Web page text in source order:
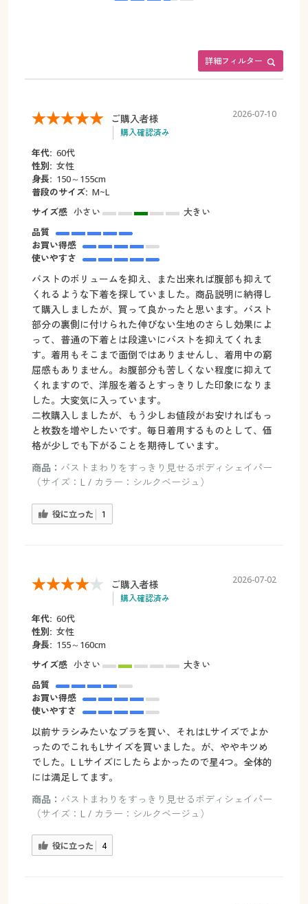
詳細フィルター
ご購入者様
購入確認済み
2026-07-10
年代: 60代
性別: 女性
身長: 150～155cm
普段のサイズ: M~L
サイズ感 小さい
大きい
品質
お買い得感
使いやすさ
バストのボリュームを抑え、また出来れば腹部も抑えて
くれるような下着を探していました。商品説明に納得し
て購入しましたが、買って良かったと思います。バスト
部分の裏側に付けられた伸びない生地のさらし効果によ
って、普通の下着とは段違いにバストを抑えてくれま
す。着用もそこまで面倒ではありませんし、着用中の窮
屈感もありません。お腹部分も苦しくない程度に抑えて
くれますので、洋服を着るとすっきりした印象になりま
した。大変気に入っています。
二枚購入しましたが、もう少しお値段がお安ければもっ
と枚数を増やしたいです。毎日着用するものとして、価
格が少しでも下がることを期待しています。
商品： バストまわりをすっきり見せるボディシェイパー
（サイズ：L / カラー：シルクベージュ）
役に立った 1
ご購入者様
購入確認済み
2026-07-02
年代: 60代
性別: 女性
身長: 155～160cm
サイズ感 小さい
大きい
品質
お買い得感
使いやすさ
以前サラシみたいなブラを買い、それはLサイズでよか
ったのでこれもLサイズを買いました。が、ややキツめ
でした。L Lサイズにしたらよかったので星4つ。全体的
には満足してます。
商品： バストまわりをすっきり見せるボディシェイパー
（サイズ：L / カラー：シルクベージュ）
役に立った 4